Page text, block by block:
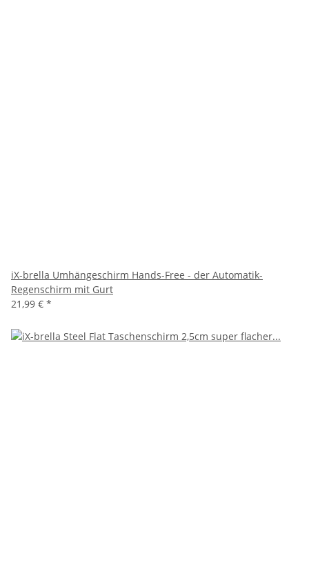
iX-brella Umhängeschirm Hands-Free - der Automatik-
Regenschirm mit Gurt
21,99 € *